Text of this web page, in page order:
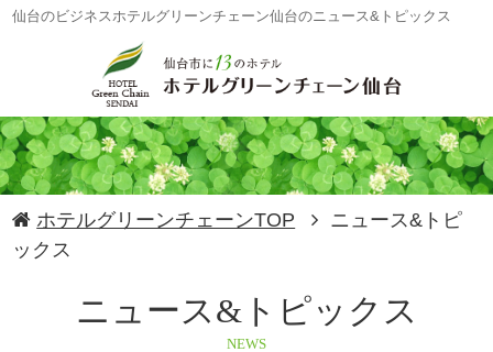
仙台のビジネスホテルグリーンチェーン仙台のニュース&トピックス
ホテルグリーンチェーンTOP
ニュース&トピ
ックス
ニュース&トピックス
NEWS